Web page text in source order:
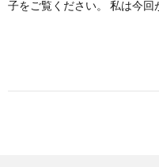
子をご覧ください。 私は今